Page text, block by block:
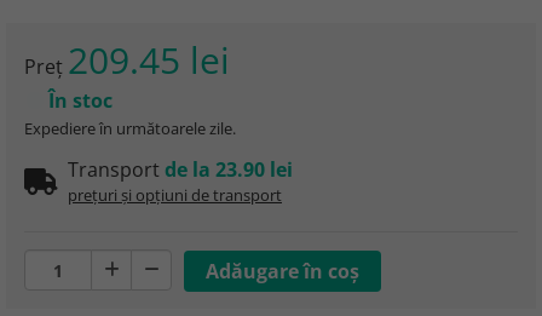
Preţ 209.45 lei
În stoc
Expediere în următoarele zile.
Transport de la 23.90 lei
prețuri și opțiuni de transport